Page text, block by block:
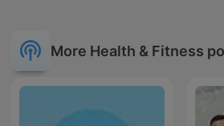
More Health & Fitness